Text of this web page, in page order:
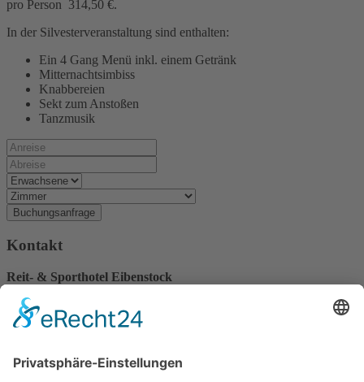
pro Person 314,50 €.
In der Silvesterveranstaltung sind enthalten:
Ein 4 Gang Menü inkl. einem Getränk
Mitternachtsimbiss
Knabbereien
Sekt zum Anstoßen
Tanzmusik
Buchungsanfrage
Kontakt
Reit- & Sporthotel Eibenstock
08309 Eibenstock
E-Mail: info@sporthotel-reitanlage-eibenstock.de